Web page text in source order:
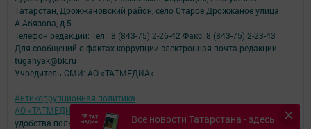
Все новости Татарстана - здесь
Татарстан, Дрожжановский район, село Старое Дрожжаное улица
А.Абязова, д.5
Телефон редакции: Тел.: 8 (843-75) 2-26-42 Факс: 8 (843-75) 2-23-43
Для сообщений о фактах коррупции электронная почта редакции:
tuganyak@bk.ru
Учредитель СМИ: АО «ТАТМЕДИА»
Антикоррупционная политика
АО «ТАТМЕДИА» использует «cookie»
для персонализации сервисов и
удобства пользователей сайтом.